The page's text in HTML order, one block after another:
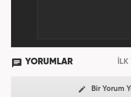
YORUMLAR
Bir Yorum